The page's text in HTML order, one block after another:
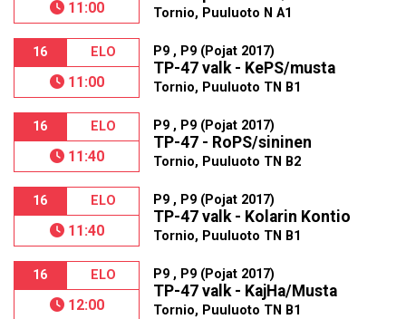
11:00 Tornio, Puuluoto N A1
16 ELO
11:00
P9 , P9 (Pojat 2017)
TP-47 valk - KePS/musta
Tornio, Puuluoto TN B1
16 ELO
11:40
P9 , P9 (Pojat 2017)
TP-47 - RoPS/sininen
Tornio, Puuluoto TN B2
16 ELO
11:40
P9 , P9 (Pojat 2017)
TP-47 valk - Kolarin Kontio
Tornio, Puuluoto TN B1
16 ELO
12:00
P9 , P9 (Pojat 2017)
TP-47 valk - KajHa/Musta
Tornio, Puuluoto TN B1